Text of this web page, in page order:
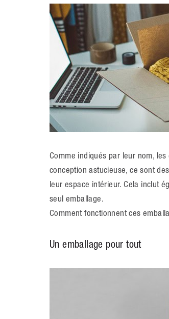
Comme indiqués par leur nom,
conception astucieuse, ce sont
leur espace intérieur. Cela inclut
seul emballage.
Comment fonctionnent ces
Un emballage pour tout